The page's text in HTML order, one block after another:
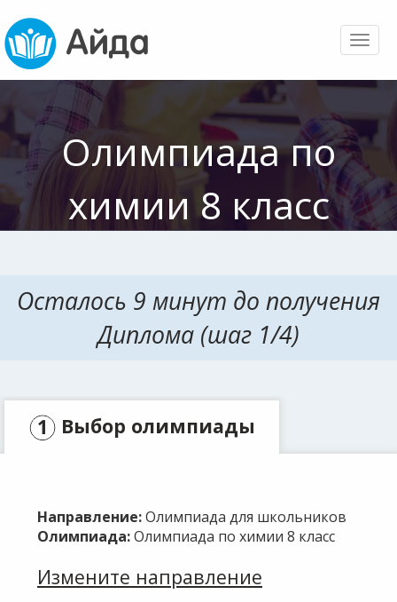
Олимпиада по
химии 8 класс
Осталось 9 минут до получения
Диплома (шаг 1/4)
Выбор олимпиады
Оплата
Направление:Олимпиада для школьников
Олимпиада:Олимпиада по химии 8 класс
Измените направление